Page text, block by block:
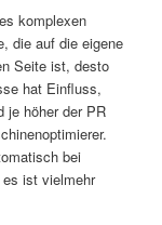
komplexen
die auf die eigene
Seite ist, desto
hat Einfluss,
je höher der PR
bei
ist vielmehr